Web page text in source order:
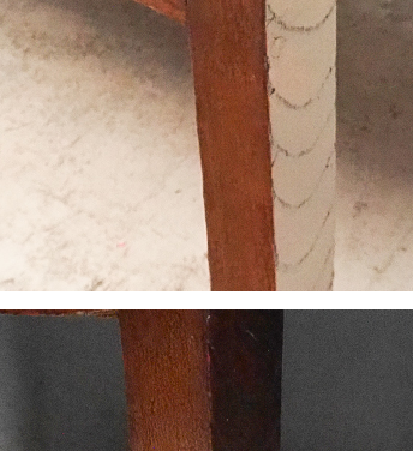
3 4
5
10 11
12
18
19
24 25